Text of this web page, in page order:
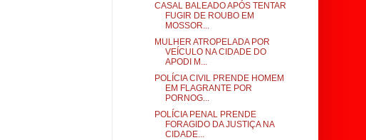
CASAL BALEADO APÓS TENTAR
FUGIR DE ROUBO EM
MOSSOR...
MULHER ATROPELADA POR
VEÍCULO NA CIDADE DO
APODI M...
POLÍCIA CIVIL PRENDE HOMEM
EM FLAGRANTE POR
PORNOG...
POLÍCIA PENAL PRENDE
FORAGIDO DA JUSTIÇA NA
CIDADE...